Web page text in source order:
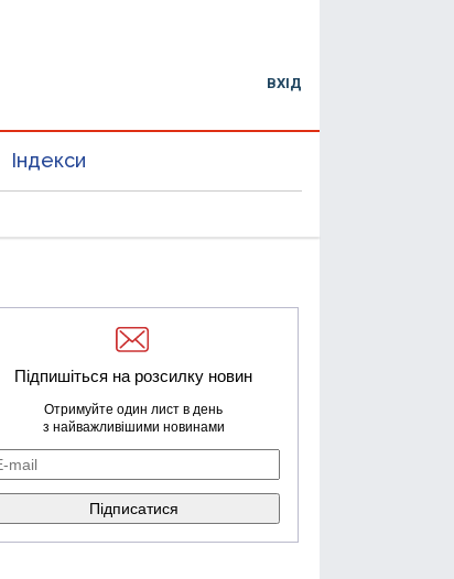
ВХІД
Індекси
Підпишіться на розсилку новин
Отримуйте один лист в день
з найважливішими новинами